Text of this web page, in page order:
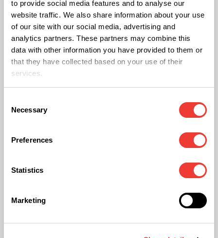
to provide social media features and to analyse our
website traffic. We also share information about your use
of our site with our social media, advertising and
analytics partners. These partners may combine this
data with other information you have provided to them or
that they have collected based on your use of their
services.
Selection
Necessary
Preferences
Statistics
Marketing
une absorption sélective, ce qui leur permet de
choisir les minéraux spécifiques dont elles ont
besoin pour leur croissance.
Les stalactites et les stalagmites sont le témoin de cette érosion
(photographie par M.Maltseva)